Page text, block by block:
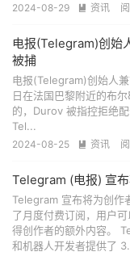
2024-08-29  资讯
电报(Telegram)创始
被捕
电报(Telegram)创始人
日在法国巴黎附近的布
的，Durov 被指控拒绝
Tel...
2024-08-25  资讯
Telegram (电报) 宣
Telegram 宣布将为创作
了月度付费订阅，用户
得创作者的额外内容。
和机器人开发者提供了